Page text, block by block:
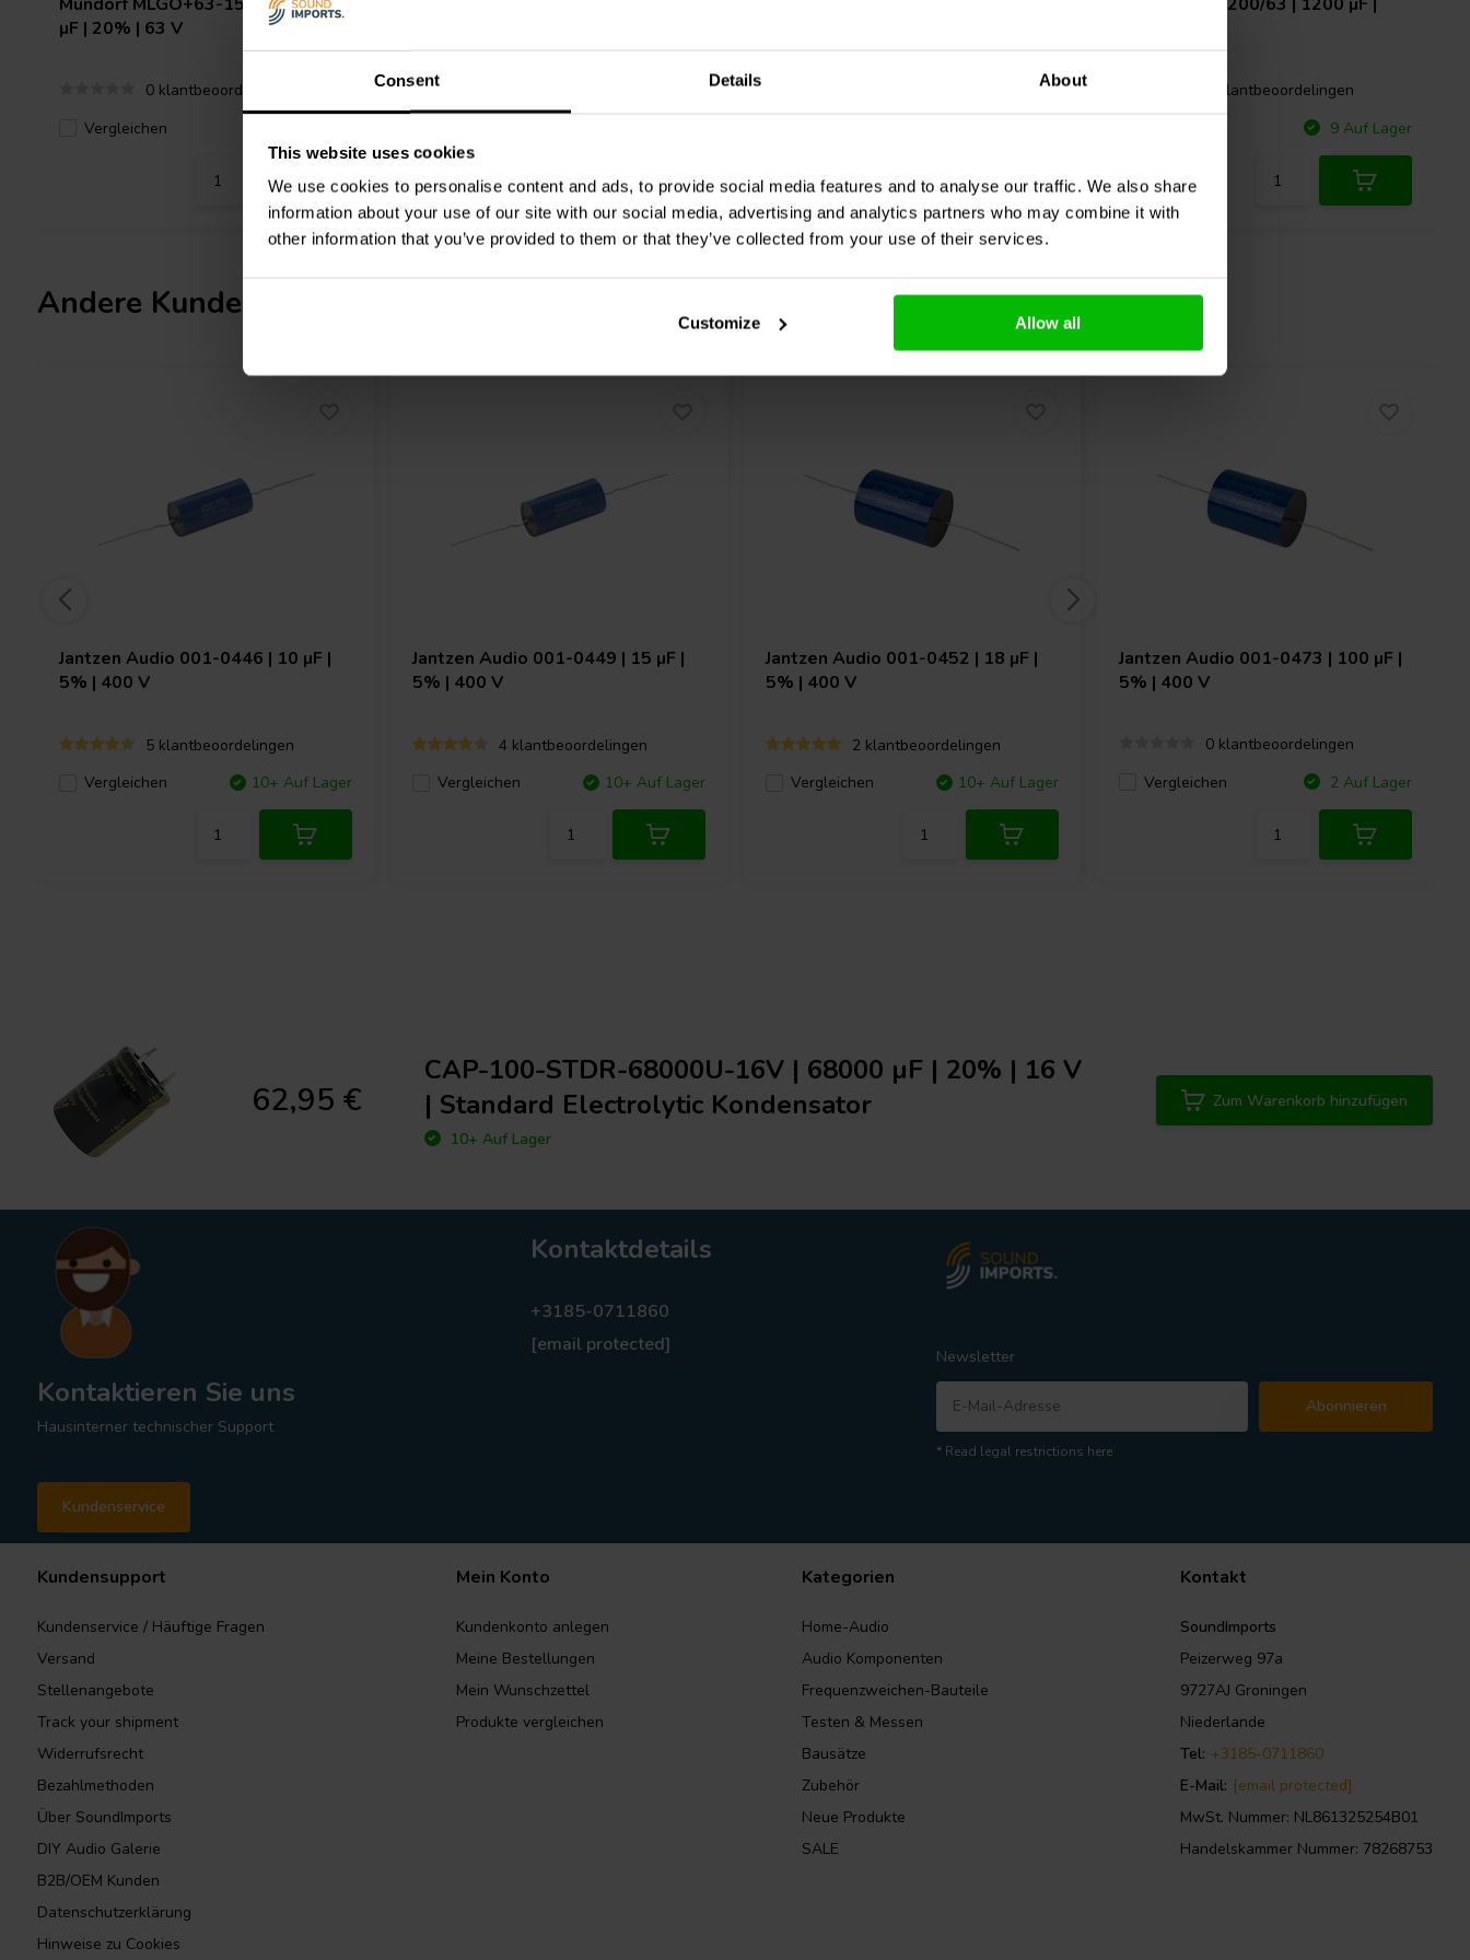
Consent Details About
This website uses cookies
We use cookies to personalise content and ads, to provide social media features and to analyse our traffic. We also share
information about your use of our site with our social media, advertising and analytics partners who may combine it with
other information that you’ve provided to them or that they’ve collected from your use of their services.
Customize Allow all
µF | 20% | 63 V
0 klantbeoordelingen
Vergleichen
1 klantbeoordelingen
9 Auf Lager
Andere Kunden kauften auch
Jantzen Audio 001-0446 | 10 µF |
5% | 400 V
5 klantbeoordelingen
Vergleichen
10+ Auf Lager
Jantzen Audio 001-0449 | 15 µF |
5% | 400 V
4 klantbeoordelingen
Vergleichen
10+ Auf Lager
Jantzen Audio 001-0452 | 18 µF |
5% | 400 V
2 klantbeoordelingen
Vergleichen
10+ Auf Lager
Jantzen Audio 001-0473 | 100 µF |
5% | 400 V
0 klantbeoordelingen
Vergleichen
2 Auf Lager
62,95 €
CAP-100-STDR-68000U-16V | 68000 µF | 20% | 16 V
| Standard Electrolytic Kondensator
10+ Auf Lager
Zum Warenkorb hinzufügen
Kontaktieren Sie uns
Hausinterner technischer Support
Kundenservice
Kontaktdetails
+3185-0711860
[email protected]
Newsletter
Abonnieren
* Read legal restrictions here
Kundensupport
Kundenservice / Häuftige Fragen
Versand
Stellenangebote
Track your shipment
Widerrufsrecht
Bezahlmethoden
Über SoundImports
DIY Audio Galerie
B2B/OEM Kunden
Datenschutzerklärung
Hinweise zu Cookies
Mein Konto
Kundenkonto anlegen
Meine Bestellungen
Mein Wunschzettel
Produkte vergleichen
Kategorien
Home-Audio
Audio Komponenten
Frequenzweichen-Bauteile
Testen & Messen
Bausätze
Zubehör
Neue Produkte
SALE
Kontakt
SoundImports
Peizerweg 97a
9727AJ Groningen
Niederlande
Tel: +3185-0711860
E-Mail: [email protected]
MwSt. Nummer: NL861325254B01
Handelskammer Nummer: 78268753